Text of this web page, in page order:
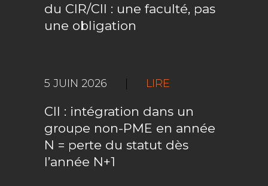
du CIR/CII : une faculté, pas
une obligation
5 JUIN 2026 LIRE
CII : intégration dans un
groupe non-PME en année
N = perte du statut dès
l’année N+1